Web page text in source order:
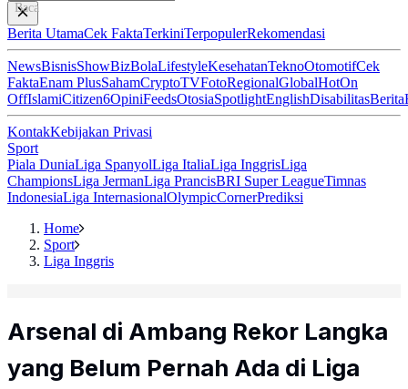
Baca lebih cepat...
Berita UtamaCek FaktaTerkiniTerpopulerRekomendasi
NewsBisnisShowBizBolaLifestyleKesehatanTeknoOtomotifCek
FaktaEnam PlusSahamCryptoTVFotoRegionalGlobalHotOn
OffIslamiCitizen6OpiniFeedsOtosiaSpotlightEnglishDisabilitasBerita
KontakKebijakan Privasi
Sport
Piala DuniaLiga SpanyolLiga ItaliaLiga InggrisLiga
ChampionsLiga JermanLiga PrancisBRI Super LeagueTimnas
IndonesiaLiga InternasionalOlympicCornerPrediksi
Home
Sport
Liga Inggris
Arsenal di Ambang Rekor Langka
yang Belum Pernah Ada di Liga